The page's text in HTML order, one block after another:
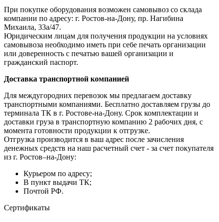
При покупке оборудования возможен самовывоз со склада
компании по адресу: г. Ростов-на-Дону, пр. Нагибина
Михаила, 33а/47.
Юридическим лицам для получения продукции на условиях
самовывоза необходимо иметь при себе печать организации
или доверенность с печатью вашей организации и
гражданский паспорт.
Доставка транспортной компанией
Для междугородних перевозок мы предлагаем доставку
транспортными компаниями. Бесплатно доставляем грузы до
терминала ТК в г. Ростове-на-Дону. Срок комплектации и
доставки груза в транспортную компанию 2 рабочих дня, с
момента готовности продукции к отгрузке.
Отгрузка производится в ваш адрес после зачисления
денежных средств на наш расчетный счет - за счет покупателя
из г. Ростов–на-Дону:
Курьером по адресу;
В пункт выдачи ТК;
Почтой РФ.
Сертификаты